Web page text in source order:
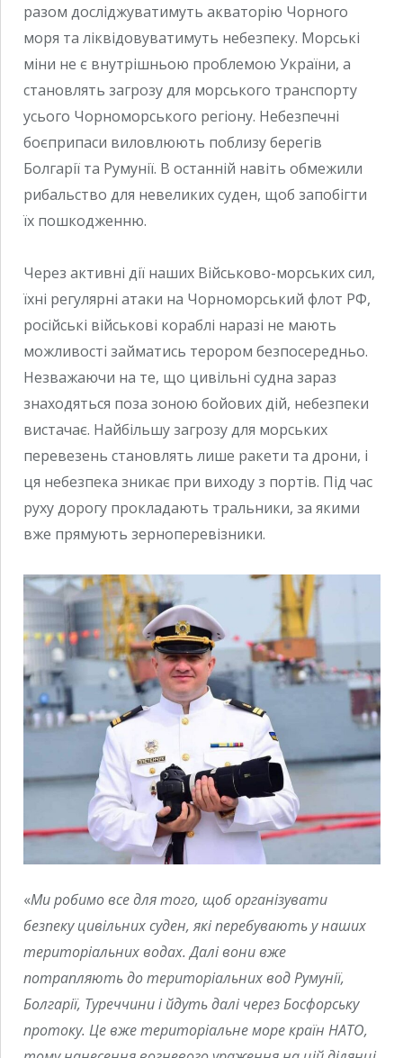
разом досліджуватимуть акваторію Чорного
моря та ліквідовуватимуть небезпеку. Морські
міни не є внутрішньою проблемою України, а
становлять загрозу для морського транспорту
усього Чорноморського регіону. Небезпечні
боєприпаси виловлюють поблизу берегів
Болгарії та Румунії. В останній навіть обмежили
рибальство для невеликих суден, щоб запобігти
їх пошкодженню.
Через активні дії наших Військово-морських сил,
їхні регулярні атаки на Чорноморський флот РФ,
російські військові кораблі наразі не мають
можливості займатись терором безпосередньо.
Незважаючи на те, що цивільні судна зараз
знаходяться поза зоною бойових дій, небезпеки
вистачає. Найбільшу загрозу для морських
перевезень становлять лише ракети та дрони, і
ця небезпека зникає при виходу з портів. Під час
руху дорогу прокладають тральники, за якими
вже прямують зерноперевізники.
«Ми робимо все для того, щоб організувати
безпеку цивільних суден, які перебувають у наших
територіальних водах. Далі вони вже
потрапляють до територіальних вод Румунії,
Болгарії, Туреччини і йдуть далі через Босфорську
протоку. Це вже територіальне море країн НАТО,